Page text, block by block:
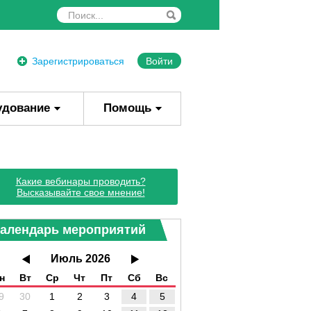
Зарегистрироваться Войти
Помощь
Какие вебинары проводить?
Высказывайте свое мнение!
мероприятий
Июль 2026
Вт Ср Чт Пт Сб
Вс
30 1 2 3 4
5